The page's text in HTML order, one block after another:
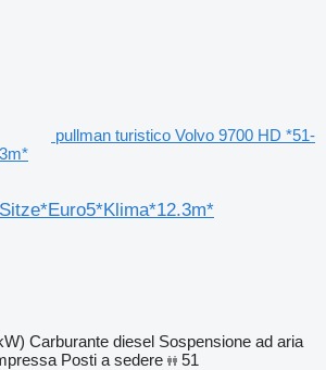
pullman turistico Volvo 9700 HD *51-
Carburante diesel Sospensione ad aria
Posti a sedere
51